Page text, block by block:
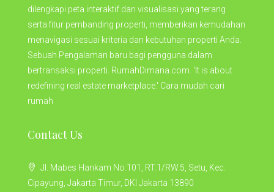
dilengkapi peta interaktif dan visualisasi yang terang
serta fitur pembanding properti, memberikan kemudahan
menavigasi sesuai kriteria dan kebutuhan properti Anda.
Sebuah Pengalaman baru bagi pengguna dalam
bertransaksi properti. RumahDimana.com. 'It is about
redefining real estate marketplace.' Cara mudah cari
rumah
Contact Us
Jl. Mabes Hankam No.101, RT.1/RW.5, Setu, Kec.
Cipayung, Jakarta Timur, DKI Jakarta 13890